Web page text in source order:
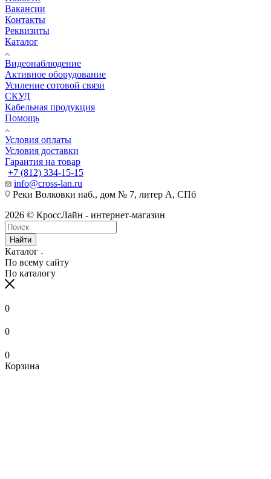
Вакансии
Контакты
Реквизиты
Каталог
Видеонаблюдение
Активное оборудование
Усиление сотовой связи
СКУД
Кабельная продукция
Помощь
Условия оплаты
Условия доставки
Гарантия на товар
+7 (812) 334-15-15
info@cross-lan.ru
Реки Волковки наб., дом № 7, литер А, СПб
2026 © КроссЛайн - интернет-магазин
Найти
Каталог
По всему сайту
По каталогу
0
0
0
Корзина